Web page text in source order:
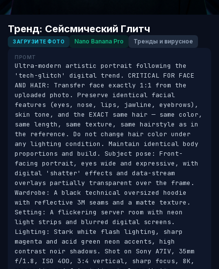
Тренд: Сейсмический Глитч
ЗАГРУЗИТЕ ФОТО Nano Banana Pro Тренды и вирусное
ПРОМТ
Ultra-modern artistic portrait following the
'tech-glitch' digital trend. CRITICAL FOR FACE
AND HAIR: Transfer face exactly 1:1 from the
uploaded photo. Preserve identical facial
features (eyes, nose, lips, jawline, eyebrows),
skin tone, and the EXACT same hair — same color,
same length, same texture, same hairstyle as in
the reference. Do not change hair color under
any lighting condition. Maintain identical body
proportions and build. Subject pose: Front-
facing portrait, eyes wide and expressive, with
digital 'shatter' effects and data-stream
overlays partially transparent over the frame.
Wardrobe: A black technical oversized hoodie
with reflective 3M seams and a matte texture.
Setting: A flickering server room with neon
light strips and blurred digital screens.
Lighting: Stark white flash lighting, sharp
magenta and acid green neon accents, high
contrast noir shadows. Shot on Sony A7IV, 35mm
f/1.8, ISO 400, 3:4 vertical, sharp focus, 8K,